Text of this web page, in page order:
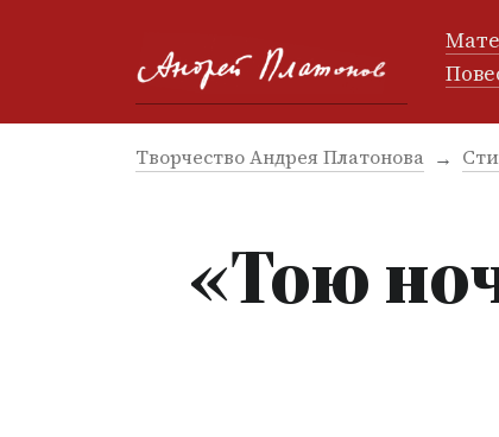
Творчество Андрея Платонова
«Тою